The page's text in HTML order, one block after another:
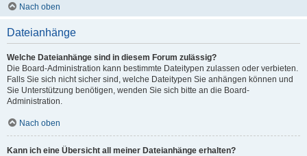
Nach oben
Dateianhänge
Welche Dateianhänge sind in diesem Forum zulässig?
Die Board-Administration kann bestimmte Dateitypen zulassen oder verbieten.
Falls Sie sich nicht sicher sind, welche Dateitypen Sie anhängen können und
Sie Unterstützung benötigen, wenden Sie sich bitte an die Board-
Administration.
Nach oben
Kann ich eine Übersicht all meiner Dateianhänge erhalten?